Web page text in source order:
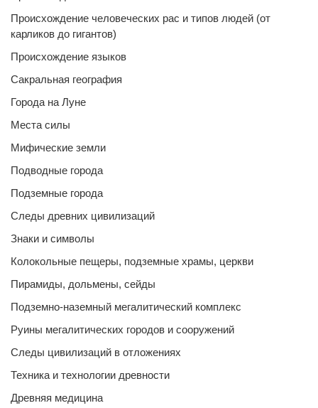
Происхождение человеческих рас и типов людей (от
карликов до гигантов)
Происхождение языков
Сакральная география
Города на Луне
Места силы
Мифические земли
Подводные города
Подземные города
Следы древних цивилизаций
Знаки и символы
Колокольные пещеры, подземные храмы, церкви
Пирамиды, дольмены, сейды
Подземно-наземный мегалитический комплекс
Руины мегалитических городов и сооружений
Следы цивилизаций в отложениях
Техника и технологии древности
Древняя медицина